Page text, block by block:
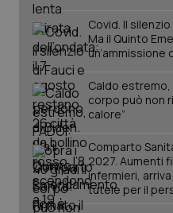
Tumori
Ulcera & Reflusso
Vaccini
Covid. Il
Ma il Quinto
un’ammissione
Caldo estremo,
corpo può non
calore”
Comparto
2027. Aumenti
infermieri,
tutele per il
tracking-sites-ironfish-